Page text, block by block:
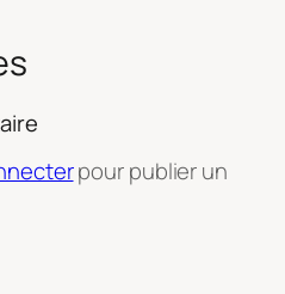
pour publier un